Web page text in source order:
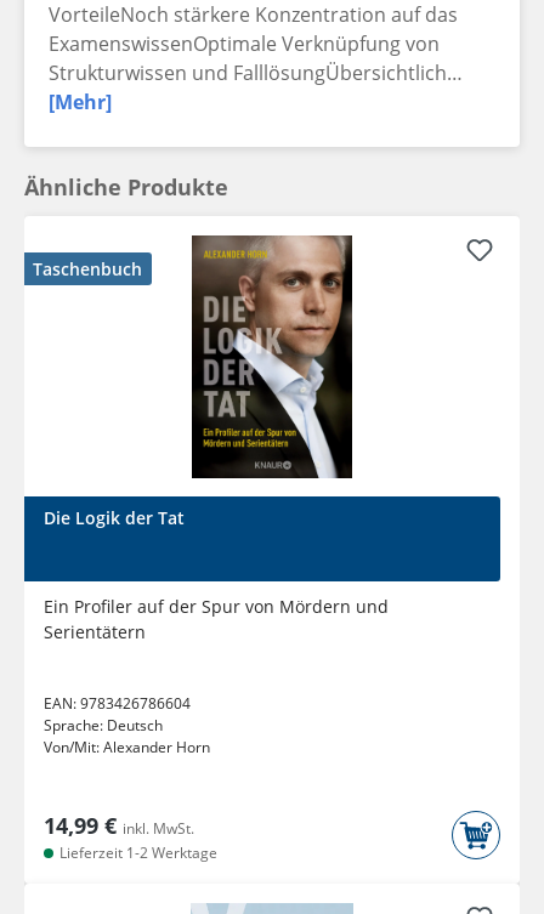
VorteileNoch stärkere Konzentration auf das
ExamenswissenOptimale Verknüpfung von
Strukturwissen und FalllösungÜbersichtlich…
[Mehr]
Ähnliche Produkte
Taschenbuch
Die Logik der Tat
Ein Profiler auf der Spur von Mördern und
Serientätern
EAN:9783426786604
Sprache: Deutsch
Von/Mit:Alexander Horn
14,99 € inkl. MwSt.
Lieferzeit 1-2 Werktage